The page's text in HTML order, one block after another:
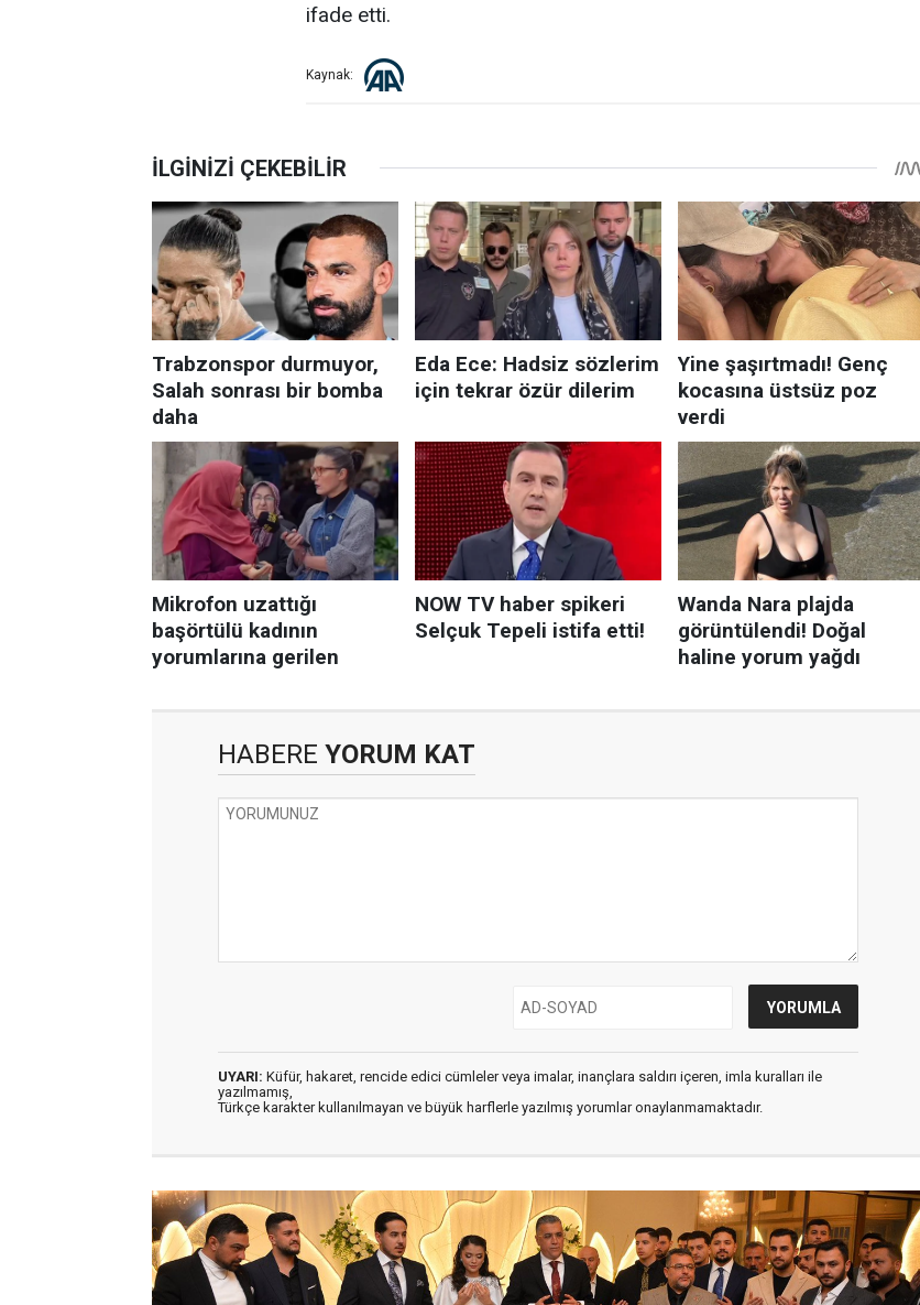
ifade etti.
Kaynak:
HABERE YORUM KAT
UYARI: Küfür, hakaret, rencide edici cümleler veya imalar, inançlara saldırı içeren, imla kuralları ile
yazılmamış,
Türkçe karakter kullanılmayan ve büyük harflerle yazılmış yorumlar onaylanmamaktadır.